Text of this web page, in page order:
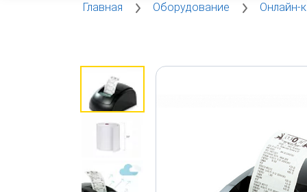
Главная Оборудование Онлайн-